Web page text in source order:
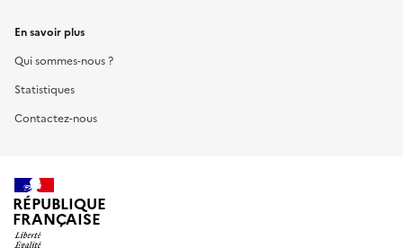
En savoir plus
Qui sommes-nous ?
Statistiques
Contactez-nous
RÉPUBLIQUE
FRANÇAISE